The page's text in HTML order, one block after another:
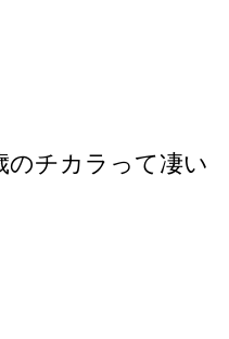
チカラって凄い